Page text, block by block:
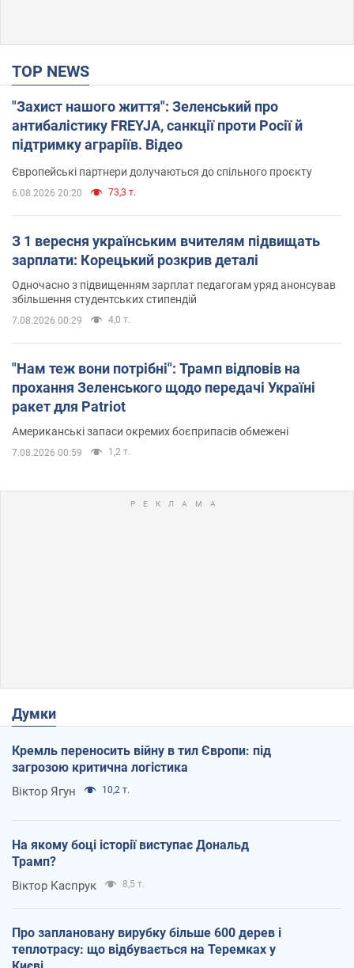
TOP NEWS
"Захист нашого життя": Зеленський про
антибалістику FREYJA, санкції проти Росії й
підтримку аграріїв. Відео
Європейські партнери долучаються до спільного проєкту
6.08.2026 20:20 73,3 т.
З 1 вересня українським вчителям підвищать
зарплати: Корецький розкрив деталі
Одночасно з підвищенням зарплат педагогам уряд анонсував
збільшення студентських стипендій
7.08.2026 00:29 4,0 т.
"Нам теж вони потрібні": Трамп відповів на
прохання Зеленського щодо передачі Україні
ракет для Patriot
Американські запаси окремих боєприпасів обмежені
7.08.2026 00:59 1,2 т.
Думки
Кремль переносить війну в тил Європи: під
загрозою критична логістика
Віктор Ягун 10,2 т.
На якому боці історії виступає Дональд
Трамп?
Віктор Каспрук 8,5 т.
Про заплановану вирубку більше 600 дерев і
теплотрасу: що відбувається на Теремках у